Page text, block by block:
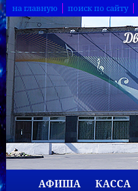
на главную поиск по сайту
АФИША КАССА